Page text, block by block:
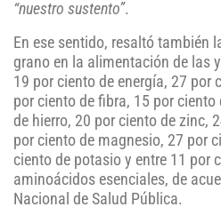
“nuestro sustento”.
En ese sentido, resaltó también
grano en la alimentación de las
19 por ciento de energía, 27 por
por ciento de fibra, 15 por
de hierro, 20 por ciento de zinc,
por ciento de magnesio, 27 por
ciento de potasio y entre 11 por
aminoácidos esenciales, de
Nacional de Salud Pública.